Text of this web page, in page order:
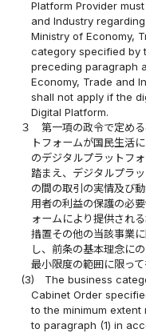
Platform Provider
and Industry
Ministry of Economy,
category specified by
preceding paragraph
Economy, Trade and
shall not apply if the
Digital Platform.
３
第一項の政令で定め
トフォームが国民生活
のデジタルプラットフ
踏まえ、デジタルプラ
の間の取引の実情及び
用者の利益の保護の必
ォームにより提供され
措置その他の当該事業
し、前条の基本理念に
最小限度の範囲に限っ
(3)
The business
Cabinet Order
to the minimum
to paragraph (1) in